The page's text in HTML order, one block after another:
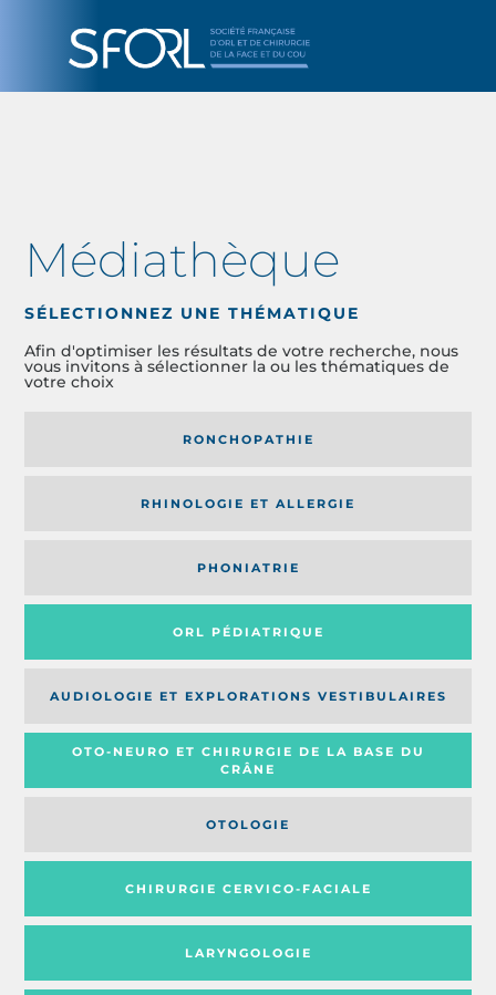
Médiathèque
SÉLECTIONNEZ UNE THÉMATIQUE
Afin d'optimiser les résultats de votre recherche, nous
vous invitons à sélectionner la ou les thématiques de
votre choix
RONCHOPATHIE
RHINOLOGIE ET ALLERGIE
PHONIATRIE
ORL PÉDIATRIQUE
AUDIOLOGIE ET EXPLORATIONS VESTIBULAIRES
OTO-NEURO ET CHIRURGIE DE LA BASE DU
CRÂNE
OTOLOGIE
CHIRURGIE CERVICO-FACIALE
LARYNGOLOGIE